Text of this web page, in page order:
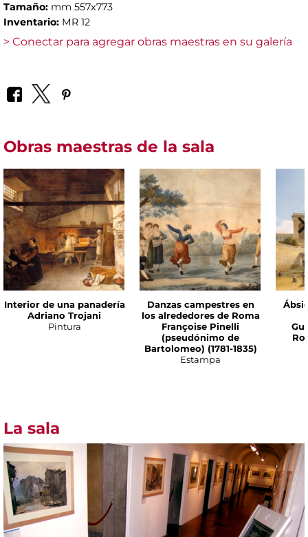
Tamaño: mm 557x773
Inventario: MR 12
> Conectar para agregar obras maestras en su galería
Obras maestras de la sala
Interior de una panadería
Adriano Trojani
Pintura
Danzas campestres en
los alrededores de Roma
Françoise Pinelli
(pseudónimo de
Bartolomeo) (1781-1835)
Estampa
La sala